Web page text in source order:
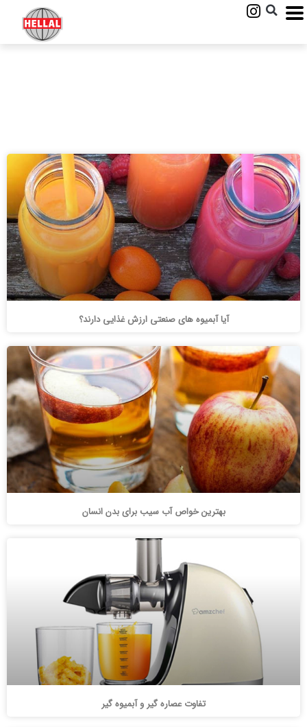
آیا آبمیوه های صنعتی ارزش غذایی دارند؟
بهترین خواص آب سیب برای بدن انسان
تفاوت عصاره گیر و آبمیوه گیر